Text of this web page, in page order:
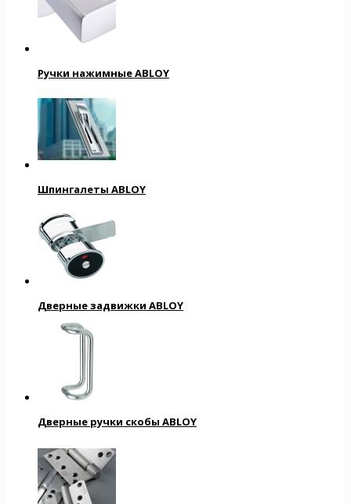
Ручки нажимные ABLOY
Шпингалеты ABLOY
Дверные задвижки ABLOY
Дверные ручки скобы ABLOY